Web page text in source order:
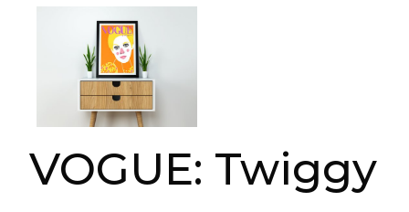
VOGUE: Twiggy